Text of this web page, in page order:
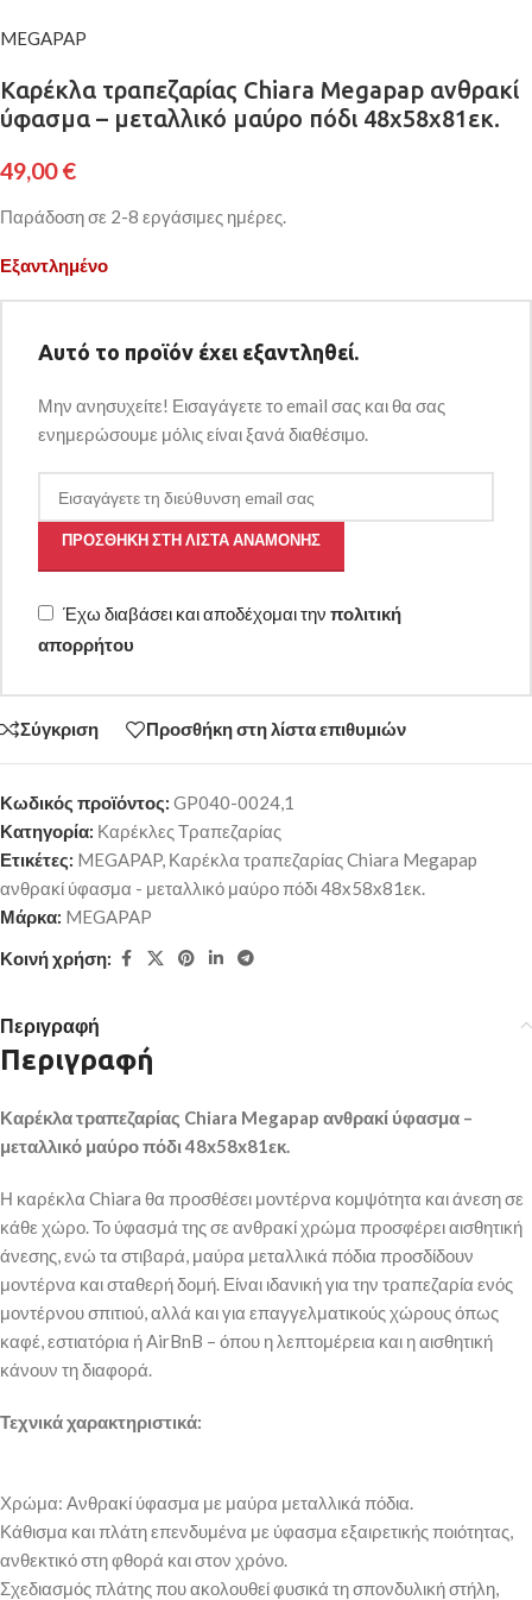
MEGAPAP
Καρέκλα τραπεζαρίας Chiara Megapap ανθρακί
ύφασμα – μεταλλικό μαύρο πόδι 48x58x81εκ.
49,00€
Παράδοση σε 2-8 εργάσιμες ημέρες.
Εξαντλημένο
Αυτό το προϊόν έχει εξαντληθεί.
Μην ανησυχείτε! Εισαγάγετε το email σας και θα σας
ενημερώσουμε μόλις είναι ξανά διαθέσιμο.
ΠΡΟΣΘΉΚΗ ΣΤΗ ΛΊΣΤΑ ΑΝΑΜΟΝΉΣ
Έχω διαβάσει και αποδέχομαι την πολιτική
απορρήτου
Σύγκριση Προσθήκη στη λίστα επιθυμιών
Κωδικός προϊόντος: GP040-0024,1
Κατηγορία: Καρέκλες Τραπεζαρίας
Ετικέτες: MEGAPAP, Καρέκλα τραπεζαρίας Chiara Megapap
ανθρακί ύφασμα - μεταλλικό μαύρο πόδι 48x58x81εκ.
Μάρκα: MEGAPAP
Κοινή χρήση:
Περιγραφή
Περιγραφή
Καρέκλα τραπεζαρίας Chiara Megapap ανθρακί ύφασμα –
μεταλλικό μαύρο πόδι 48x58x81εκ.
Η καρέκλα Chiara θα προσθέσει μοντέρνα κομψότητα και άνεση σε
κάθε χώρο. Το ύφασμά της σε ανθρακί χρώμα προσφέρει αισθητική
άνεσης, ενώ τα στιβαρά, μαύρα μεταλλικά πόδια προσδίδουν
μοντέρνα και σταθερή δομή. Είναι ιδανική για την τραπεζαρία ενός
μοντέρνου σπιτιού, αλλά και για επαγγελματικούς χώρους όπως
καφέ, εστιατόρια ή AirBnB – όπου η λεπτομέρεια και η αισθητική
κάνουν τη διαφορά.
Τεχνικά χαρακτηριστικά:
Χρώμα: Ανθρακί ύφασμα με μαύρα μεταλλικά πόδια.
Κάθισμα και πλάτη επενδυμένα με ύφασμα εξαιρετικής ποιότητας,
ανθεκτικό στη φθορά και στον χρόνο.
Σχεδιασμός πλάτης που ακολουθεί φυσικά τη σπονδυλική στήλη,